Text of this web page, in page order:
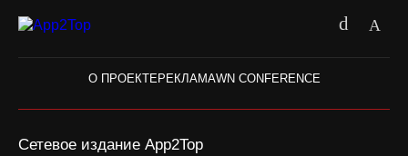
О ПРОЕКТЕ РЕКЛАМАWN CONFERENCE
Сетевое издание App2Top